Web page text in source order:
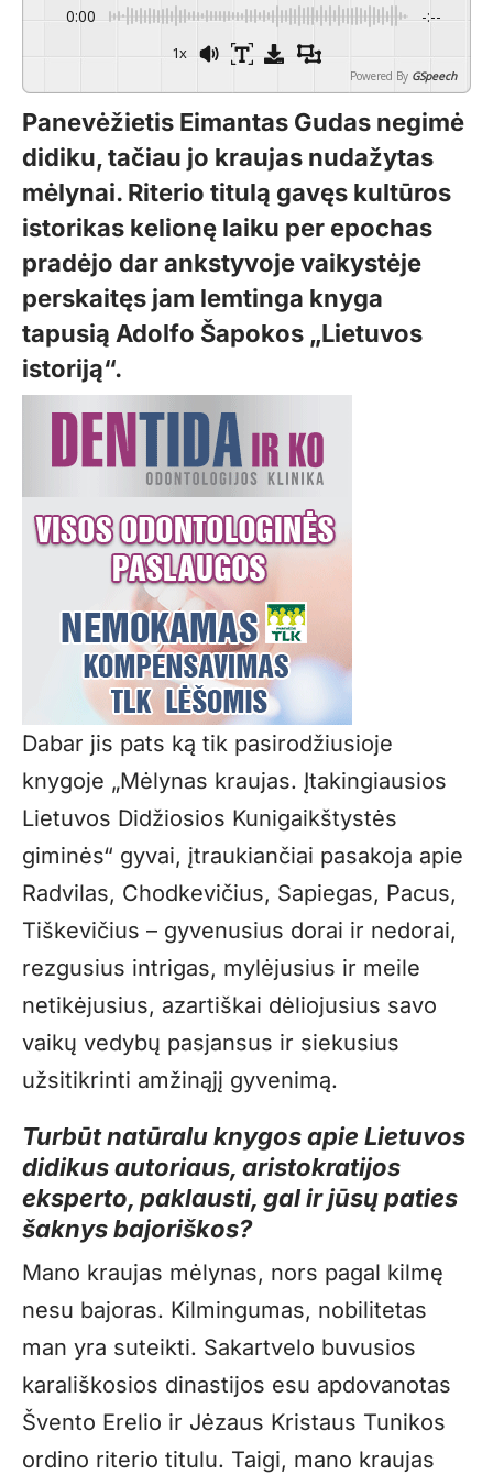
0:00 -:--
1x
Powered By GSpeech
Panevėžietis Eimantas Gudas negimė
didiku, tačiau jo kraujas nudažytas
mėlynai. Riterio titulą gavęs kultūros
istorikas kelionę laiku per epochas
pradėjo dar ankstyvoje vaikystėje
perskaitęs jam lemtinga knyga
tapusią Adolfo Šapokos „Lietuvos
istoriją“.
Dabar jis pats ką tik pasirodžiusioje
knygoje „Mėlynas kraujas. Įtakingiausios
Lietuvos Didžiosios Kunigaikštystės
giminės“ gyvai, įtraukiančiai pasakoja apie
Radvilas, Chodkevičius, Sapiegas, Pacus,
Tiškevičius – gyvenusius dorai ir nedorai,
rezgusius intrigas, mylėjusius ir meile
netikėjusius, azartiškai dėliojusius savo
vaikų vedybų pasjansus ir siekusius
užsitikrinti amžinąjį gyvenimą.
Turbūt natūralu knygos apie Lietuvos
didikus autoriaus, aristokratijos
eksperto, paklausti, gal ir jūsų paties
šaknys bajoriškos?
Mano kraujas mėlynas, nors pagal kilmę
nesu bajoras. Kilmingumas, nobilitetas
man yra suteikti. Sakartvelo buvusios
karališkosios dinastijos esu apdovanotas
Švento Erelio ir Jėzaus Kristaus Tunikos
ordino riterio titulu. Taigi, mano kraujas